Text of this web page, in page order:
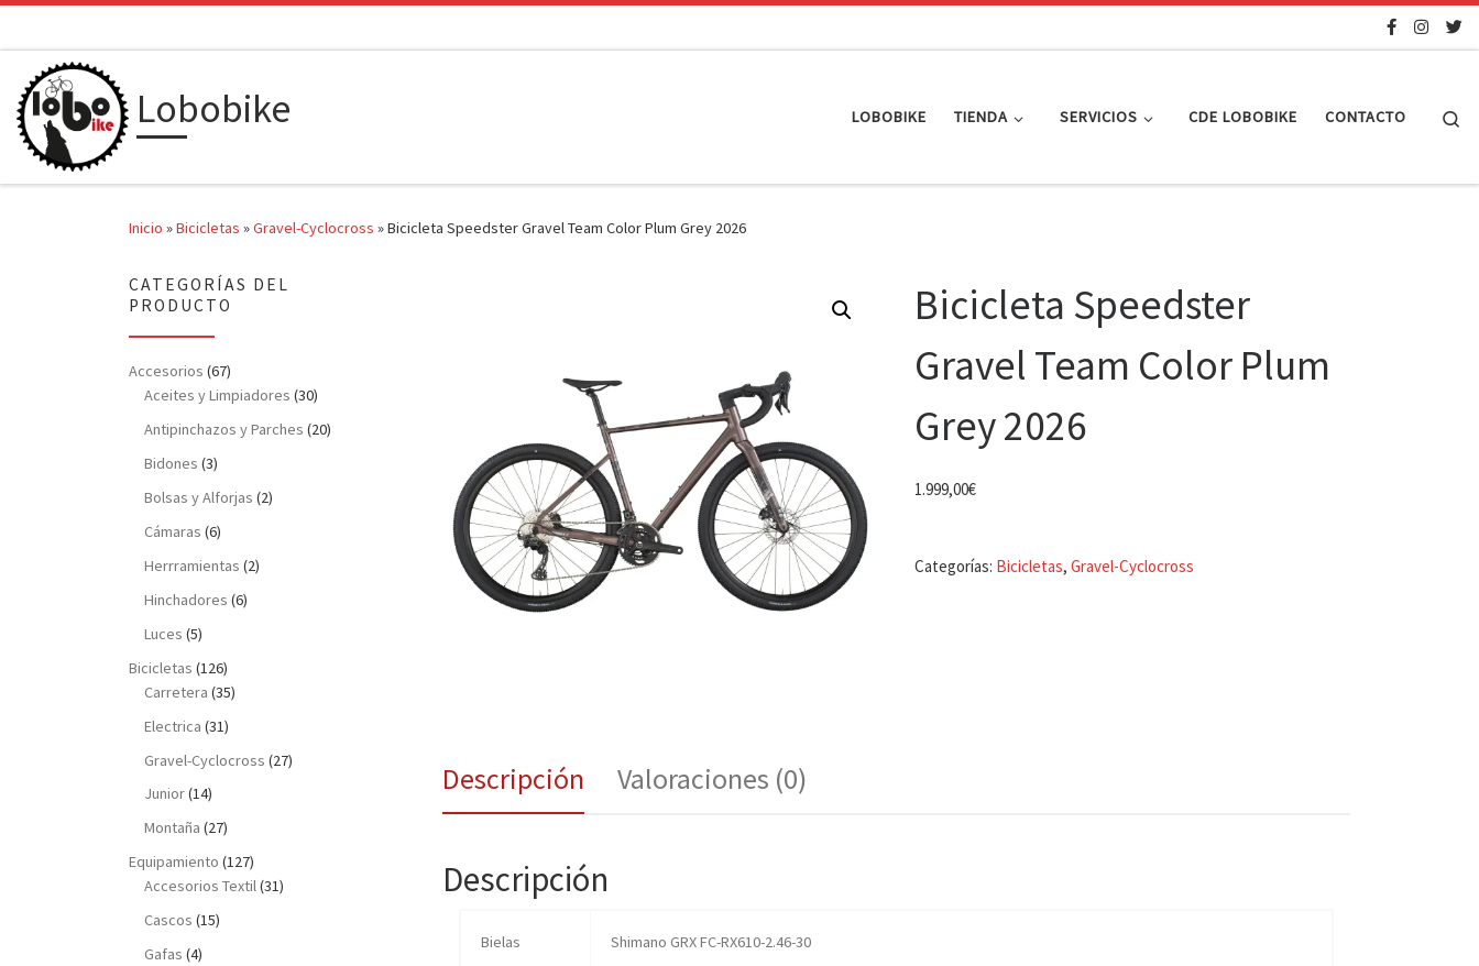
Lobobike LOBOBIKE TIENDA SERVICIOS CDE LOBOBIKE CONTACTO
Inicio »Bicicletas »Gravel-Cyclocross »Bicicleta Speedster Gravel Team Color Plum Grey 2026
Bicicleta Speedster
Gravel Team Color Plum
Grey 2026
1.999,00€
Categorías: Bicicletas, Gravel-Cyclocross
Descripción Valoraciones (0)
Descripción
Bielas Shimano GRX FC-RX610-2.46-30
CATEGORÍAS DEL
PRODUCTO
Accesorios (67)
Aceites y Limpiadores (30)
Antipinchazos y Parches (20)
Bidones (3)
Bolsas y Alforjas (2)
Cámaras (6)
Herrramientas (2)
Hinchadores (6)
Luces (5)
Bicicletas (126)
Carretera (35)
Electrica (31)
Gravel-Cyclocross (27)
Junior(14)
Montaña (27)
Equipamiento (127)
Accesorios Textil(31)
Cascos (15)
Gafas (4)